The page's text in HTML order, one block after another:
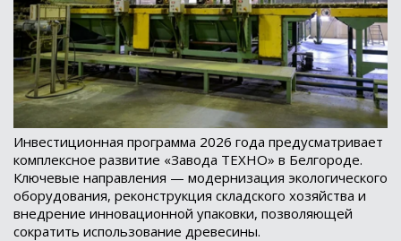
Инвестиционная программа 2026 года предусматривает
комплексное развитие «Завода ТЕХНО» в Белгороде.
Ключевые направления — модернизация экологического
оборудования, реконструкция складского хозяйства и
внедрение инновационной упаковки, позволяющей
сократить использование древесины.